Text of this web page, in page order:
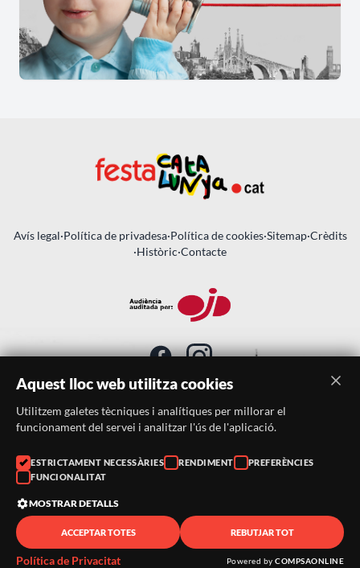
Avís legal·Política de privadesa·Política de cookies·Sitemap·Crèdits
·Històric·Contacte
SUBSCRIU-TE AL BUTLLETÍ
Telèfon:
938046359
Correu:
© 2026 ·FestaCatalunya
— Tots els drets reservats · Web
desenvolupada amb ❤️ perCompsaOnline
Aquest lloc web utilitza cookies
Utilitzem galetes tècniques i analítiques per millorar el
funcionament del servei i analitzar l'ús de l'aplicació.
ESTRICTAMENT NECESSÀRIES RENDIMENT
PREFERÈNCIES
FUNCIONALITAT
MOSTRAR DETALLS
ACCEPTAR TOTES REBUTJAR TOT
Política de Privacitat Powered by COMPSAONLINE